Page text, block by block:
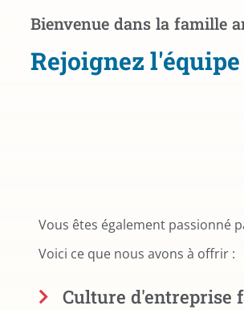
Bienvenue dans la famille
Rejoignez l'équipe
Vous êtes également passionné
Voici ce que nous avons à offrir :
Culture d'entreprise